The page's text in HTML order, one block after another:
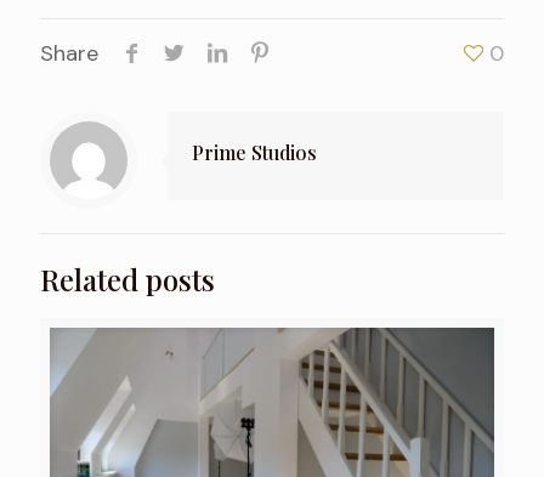
Share 0
Prime Studios
Related posts